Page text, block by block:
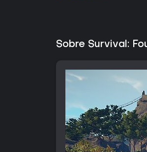
Sobre Survival: